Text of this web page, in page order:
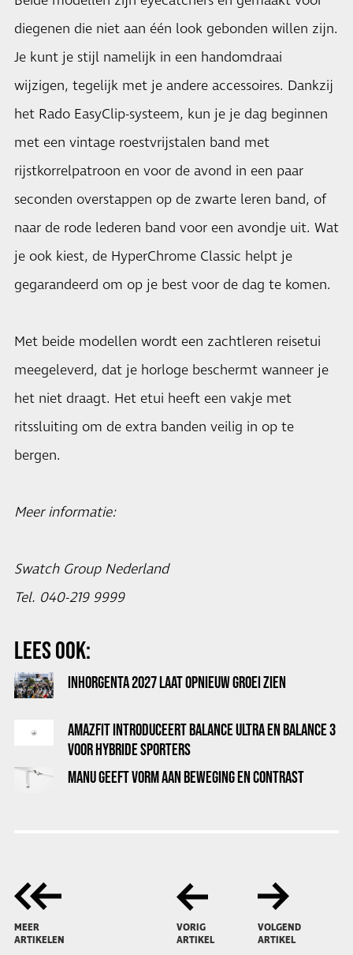
diegenen die niet aan één look gebonden willen zijn.
Je kunt je stijl namelijk in een handomdraai
wijzigen, tegelijk met je andere accessoires. Dankzij
het Rado EasyClip-systeem, kun je je dag beginnen
met een vintage roestvrijstalen band met
rijstkorrelpatroon en voor de avond in een paar
seconden overstappen op de zwarte leren band, of
naar de rode lederen band voor een avondje uit. Wat
je ook kiest, de HyperChrome Classic helpt je
gegarandeerd om op je best voor de dag te komen.
Met beide modellen wordt een zachtleren reisetui
meegeleverd, dat je horloge beschermt wanneer je
het niet draagt. Het etui heeft een vakje met
ritssluiting om de extra banden veilig in op te
bergen.
Meer informatie:
Swatch Group Nederland
Tel. 040-219 9999
LEES OOK:
INHORGENTA 2027 LAAT OPNIEUW GROEI ZIEN
AMAZFIT INTRODUCEERT BALANCE ULTRA EN BALANCE 3
VOOR HYBRIDE SPORTERS
MANU GEEFT VORM AAN BEWEGING EN CONTRAST
MEER
ARTIKELEN
VORIG
ARTIKEL
VOLGEND
ARTIKEL